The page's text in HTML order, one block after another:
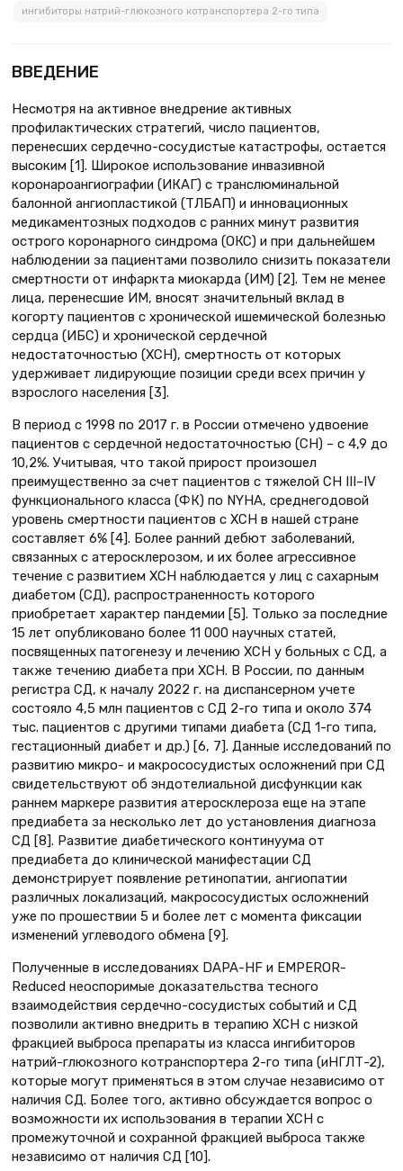
ингибиторы натрий-глюкозного котранспортера 2-го типа
ВВЕДЕНИЕ
Несмотря на активное внедрение активных
профилактических стратегий, число пациентов,
перенесших сердечно-сосудистые катастрофы, остается
высоким [1]. Широкое использование инвазивной
коронароангиографии (ИКАГ) с транслюминальной
балонной ангиопластикой (ТЛБАП) и инновационных
медикаментозных подходов с ранних минут развития
острого коронарного синдрома (ОКС) и при дальнейшем
наблюдении за пациентами позволило снизить показатели
смертности от инфаркта миокарда (ИМ) [2]. Тем не менее
лица, перенесшие ИМ, вносят значительный вклад в
когорту пациентов с хронической ишемической болезнью
сердца (ИБС) и хронической сердечной
недостаточностью (ХСН), смертность от которых
удерживает лидирующие позиции среди всех причин у
взрослого населения [3].
В период с 1998 по 2017 г. в России отмечено удвоение
пациентов с сердечной недостаточностью (СН) – с 4,9 до
10,2%. Учитывая, что такой прирост произошел
преимущественно за счет пациентов с тяжелой СН III–IV
функционального класса (ФК) по NYHA, среднегодовой
уровень смертности пациентов с ХСН в нашей стране
составляет 6% [4]. Более ранний дебют заболеваний,
связанных с атеросклерозом, и их более агрессивное
течение с развитием ХСН наблюдается у лиц с сахарным
диабетом (СД), распространенность которого
приобретает характер пандемии [5]. Только за последние
15 лет опубликовано более 11 000 научных статей,
посвященных патогенезу и лечению ХСН у больных с СД, а
также течению диабета при ХСН. В России, по данным
регистра СД, к началу 2022 г. на диспансерном учете
состояло 4,5 млн пациентов с СД 2-го типа и около 374
тыс. пациентов с другими типами диабета (СД 1-го типа,
гестационный диабет и др.) [6, 7]. Данные исследований по
развитию микро- и макрососудистых осложнений при СД
свидетельствуют об эндотелиальной дисфункции как
раннем маркере развития атеросклероза еще на этапе
предиабета за несколько лет до установления диагноза
СД [8]. Развитие диабетического континуума от
предиабета до клинической манифестации СД
демонстрирует появление ретинопатии, ангиопатии
различных локализаций, макрососудистых осложнений
уже по прошествии 5 и более лет с момента фиксации
изменений углеводого обмена [9].
Полученные в исследованиях DAPA-HF и EMPEROR-
Reduced неоспоримые доказательства тесного
взаимодействия сердечно-сосудистых событий и СД
позволили активно внедрить в терапию ХСН с низкой
фракцией выброса препараты из класса ингибиторов
натрий-глюкозного котранспортера 2-го типа (иНГЛТ-2),
которые могут применяться в этом случае независимо от
наличия СД. Более того, активно обсуждается вопрос о
возможности их использования в терапии ХСН с
промежуточной и сохранной фракцией выброса также
независимо от наличия СД [10].